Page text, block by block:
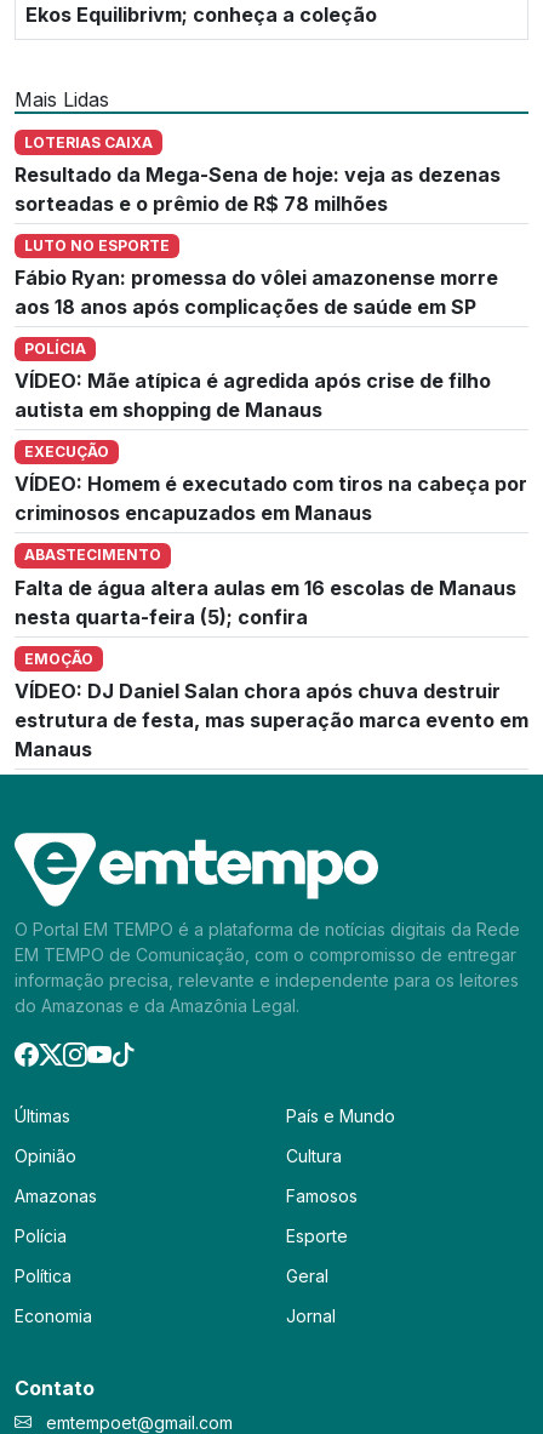
Ekos Equilibrivm; conheça a coleção
Mais Lidas
LOTERIAS CAIXA
Resultado da Mega-Sena de hoje: veja as dezenas
sorteadas e o prêmio de R$ 78 milhões
LUTO NO ESPORTE
Fábio Ryan: promessa do vôlei amazonense morre
aos 18 anos após complicações de saúde em SP
POLÍCIA
VÍDEO: Mãe atípica é agredida após crise de filho
autista em shopping de Manaus
EXECUÇÃO
VÍDEO: Homem é executado com tiros na cabeça por
criminosos encapuzados em Manaus
ABASTECIMENTO
Falta de água altera aulas em 16 escolas de Manaus
nesta quarta-feira (5); confira
EMOÇÃO
VÍDEO: DJ Daniel Salan chora após chuva destruir
estrutura de festa, mas superação marca evento em
Manaus
O Portal EM TEMPO é a plataforma de notícias digitais da Rede
EM TEMPO de Comunicação, com o compromisso de entregar
informação precisa, relevante e independente para os leitores
do Amazonas e da Amazônia Legal.
Últimas
Opinião
Amazonas
Polícia
Política
Economia
País e Mundo
Cultura
Famosos
Esporte
Geral
Jornal
Contato
emtempoet@gmail.com